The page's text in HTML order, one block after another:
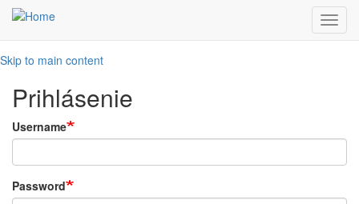
Skip to main content
Prihlásenie
Username
Password